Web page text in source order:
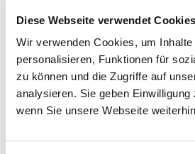
Diese Webseite verwendet Cookies
Wir verwenden Cookies, um
personalisieren, Funktionen für
zu können und die Zugriffe auf
analysieren. Sie geben
wenn Sie unsere Webseite
Grundriss - Schnitt
Optimierung von
Bildrechte / Bildnachweis